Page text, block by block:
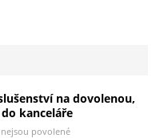
na dovolenou,
kanceláře
povolené